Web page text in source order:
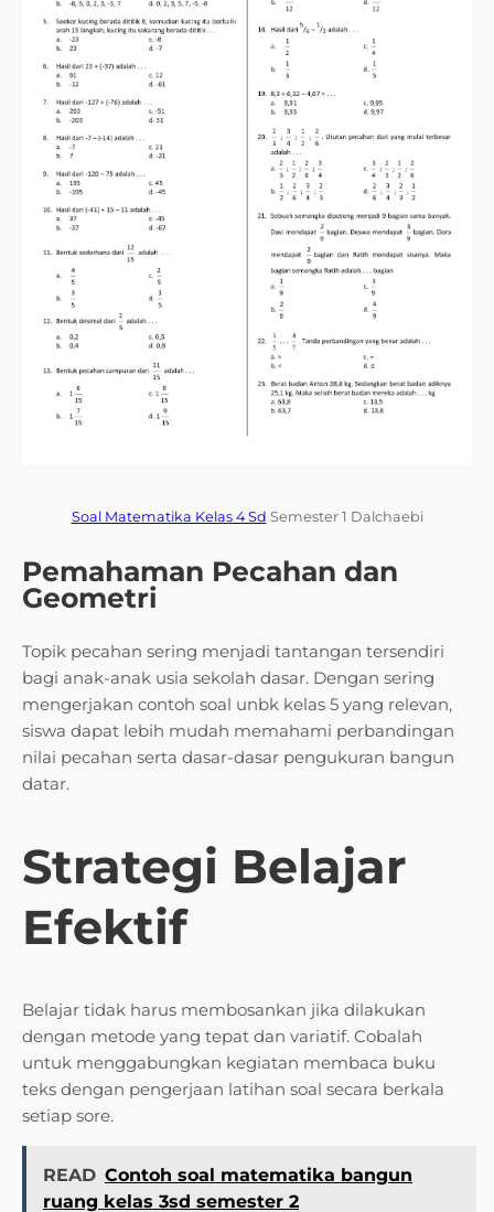
Soal Matematika Kelas 4 Sd Semester 1 Dalchaebi
Pemahaman Pecahan dan
Geometri
Topik pecahan sering menjadi tantangan tersendiri
bagi anak-anak usia sekolah dasar. Dengan sering
mengerjakan contoh soal unbk kelas 5 yang relevan,
siswa dapat lebih mudah memahami perbandingan
nilai pecahan serta dasar-dasar pengukuran bangun
datar.
Strategi Belajar
Efektif
Belajar tidak harus membosankan jika dilakukan
dengan metode yang tepat dan variatif. Cobalah
untuk menggabungkan kegiatan membaca buku
teks dengan pengerjaan latihan soal secara berkala
setiap sore.
READ Contoh soal matematika bangun
ruang kelas 3sd semester 2